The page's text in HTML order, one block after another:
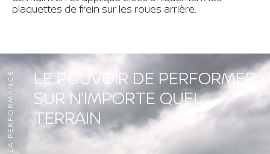
plaquettes de frein sur les roues arrière.
LE POUVOIR DE PERFORMER
SUR N’IMPORTE QUEL
TERRAIN
LA PERFORMANCE